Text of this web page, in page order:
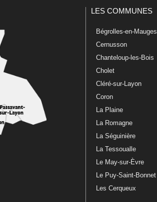
LES COMMUNES
Bégrolles-en-Mauges
Cernusson
Chanteloup-les-Bois
Cholet
Cléré-sur-Layon
Coron
La Plaine
La Romagne
La Séguinière
La Tessoualle
Le May-sur-Èvre
Le Puy-Saint-Bonnet
Les Cerqueux